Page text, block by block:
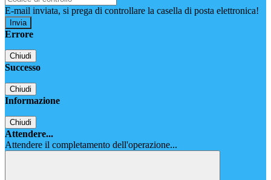
E-mail inviata, si prega di controllare la casella di posta elettronica!
Errore
Chiudi
Successo
Chiudi
Informazione
Chiudi
Attendere...
Attendere il completamento dell'operazione...